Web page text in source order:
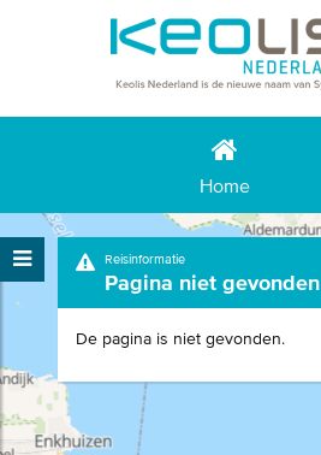
Home
Reisinformatie
Pagina niet gevonden
De pagina is niet gevonden.